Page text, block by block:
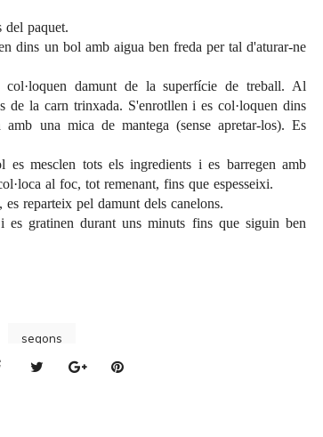
del paquet.
dins un bol amb aigua ben freda per tal d'aturar-ne
damunt de la superfície de treball. Al
de la carn trinxada. S'enrotllen i es col·loquen dins
una mica de mantega (sense apretar-los). Es
mesclen tots els ingredients i es barregen amb
al foc, tot remenant, fins que espesseixi.
reparteix pel damunt dels canelons.
es gratinen durant uns minuts fins que siguin ben
segons